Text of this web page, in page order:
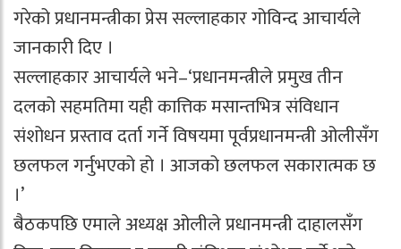
गरेको प्रधानमन्त्रीका प्रेस सल्लाहकार गोविन्द आचार्यले
जानकारी दिए ।
सल्लाहकार आचार्यले भने–‘प्रधानमन्त्रीले प्रमुख तीन
दलको सहमतिमा यही कात्तिक मसान्तभित्र संविधान
संशोधन प्रस्ताव दर्ता गर्ने विषयमा पूर्वप्रधानमन्त्री ओलीसँग
छलफल गर्नुभएको हो । आजको छलफल सकारात्मक छ
।’
बैठकपछि एमाले अध्यक्ष ओलीले प्रधानमन्त्री दाहालसँग